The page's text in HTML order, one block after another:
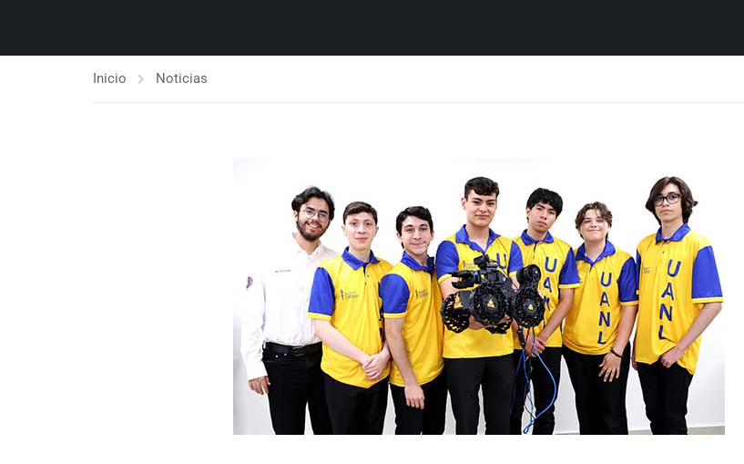
Inicio Noticias